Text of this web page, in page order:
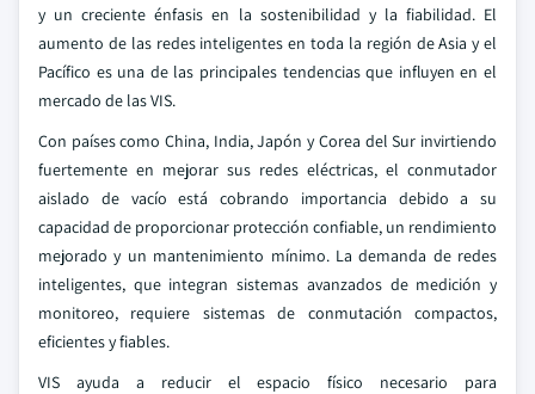
y un creciente énfasis en la sostenibilidad y la fiabilidad. El
aumento de las redes inteligentes en toda la región de Asia y el
Pacífico es una de las principales tendencias que influyen en el
mercado de las VIS.
Con países como China, India, Japón y Corea del Sur invirtiendo
fuertemente en mejorar sus redes eléctricas, el conmutador
aislado de vacío está cobrando importancia debido a su
capacidad de proporcionar protección confiable, un rendimiento
mejorado y un mantenimiento mínimo. La demanda de redes
inteligentes, que integran sistemas avanzados de medición y
monitoreo, requiere sistemas de conmutación compactos,
eficientes y fiables.
VIS ayuda a reducir el espacio físico necesario para